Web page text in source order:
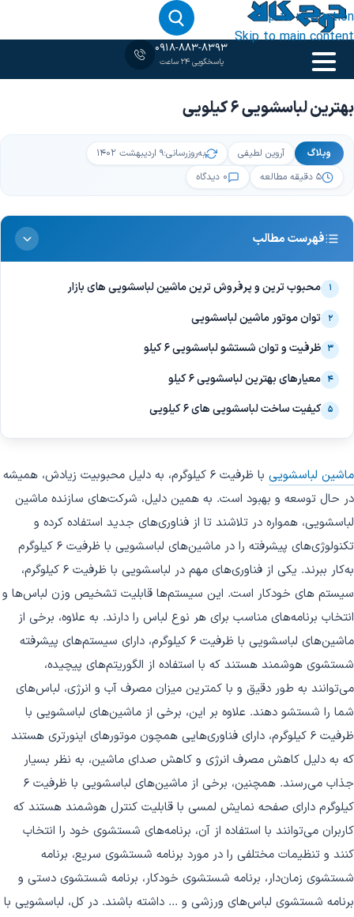
Skip to navigation
Skip to main content
0918-883-8393
پاسخگویی 24 ساعت
‹وبلاگ
بهترین لباسشویی 6 کیلویی
وبلاگ آروین لطیفی به‌روزرسانی:۹ اردیبهشت ۱۴۰۲
۵ دقیقه مطالعه
۰ دیدگاه
فهرست مطالب
۱ محبوب ترین و پرفروش ترین ماشین لباسشویی های بازار
۲ توان موتور ماشین لباسشویی
۳ ظرفیت و توان شستشو لباسشویی 6 کیلو
۴ معیارهای بهترین لباسشویی 6 کیلو
۵ کیفیت ساخت لباسشویی های 6 کیلویی
ماشین لباسشویی
با ظرفیت 6 کیلوگرم، به دلیل محبوبیت زیادش، همیشه
در حال توسعه و بهبود است. به همین دلیل، شرکت‌های سازنده ماشین
لباسشویی، همواره در تلاشند تا از فناوری‌های جدید استفاده کرده و
تکنولوژی‌های پیشرفته را در ماشین‌های لباسشویی با ظرفیت 6 کیلوگرم
به‌کار ببرند. یکی از فناوری‌های مهم در لباسشویی با ظرفیت 6 کیلوگرم،
سیستم های خودکار است. این سیستم‌ها قابلیت تشخیص وزن لباس‌ها و
انتخاب برنامه‌های مناسب برای هر نوع لباس را دارند. به علاوه، برخی از
ماشین‌های لباسشویی با ظرفیت 6 کیلوگرم، دارای سیستم‌های پیشرفته
شستشوی هوشمند هستند که با استفاده از الگوریتم‌های پیچیده،
می‌توانند به طور دقیق و با کمترین میزان مصرف آب و انرژی، لباس‌های
شما را شستشو دهند. علاوه بر این، برخی از ماشین‌های لباسشویی با
ظرفیت 6 کیلوگرم، دارای فناوری‌هایی همچون موتورهای اینورتری هستند
که به دلیل کاهش مصرف انرژی و کاهش صدای ماشین، به نظر بسیار
جذاب می‌رسند. همچنین، برخی از ماشین‌های لباسشویی با ظرفیت 6
کیلوگرم دارای صفحه نمایش لمسی با قابلیت کنترل هوشمند هستند که
کاربران می‌توانند با استفاده از آن، برنامه‌های شستشوی خود را انتخاب
کنند و تنظیمات مختلفی را در مورد برنامه شستشوی سریع، برنامه
شستشوی زمان‌دار، برنامه شستشوی خودکار، برنامه شستشوی دستی و
برنامه شستشوی لباس‌های ورزشی و ... داشته باشند. در کل، لباسشویی با